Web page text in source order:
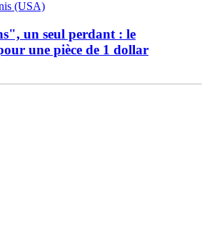
(USA)
un seul perdant : le
une pièce de 1 dollar